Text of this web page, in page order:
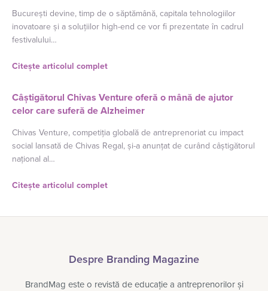
București devine, timp de o săptămână, capitala tehnologiilor
inovatoare și a soluțiilor high-end ce vor fi prezentate în cadrul
festivalului…
Citește articolul complet
Câștigătorul Chivas Venture oferă o mână de ajutor
celor care suferă de Alzheimer
Chivas Venture, competiția globală de antreprenoriat cu impact
social lansată de Chivas Regal, și-a anunțat de curând câștigătorul
național al…
Citește articolul complet
Despre Branding Magazine
BrandMag este o revistă de educație a antreprenorilor și